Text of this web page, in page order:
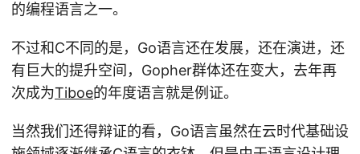
的编程语言之一。
不过和C不同的是，Go语言还在发展，还在演进，还
有巨大的提升空间，Gopher群体还在变大，去年再
次成为Tiboe的年度语言就是例证。
当然我们还得辩证的看，Go语言虽然在云时代基础设